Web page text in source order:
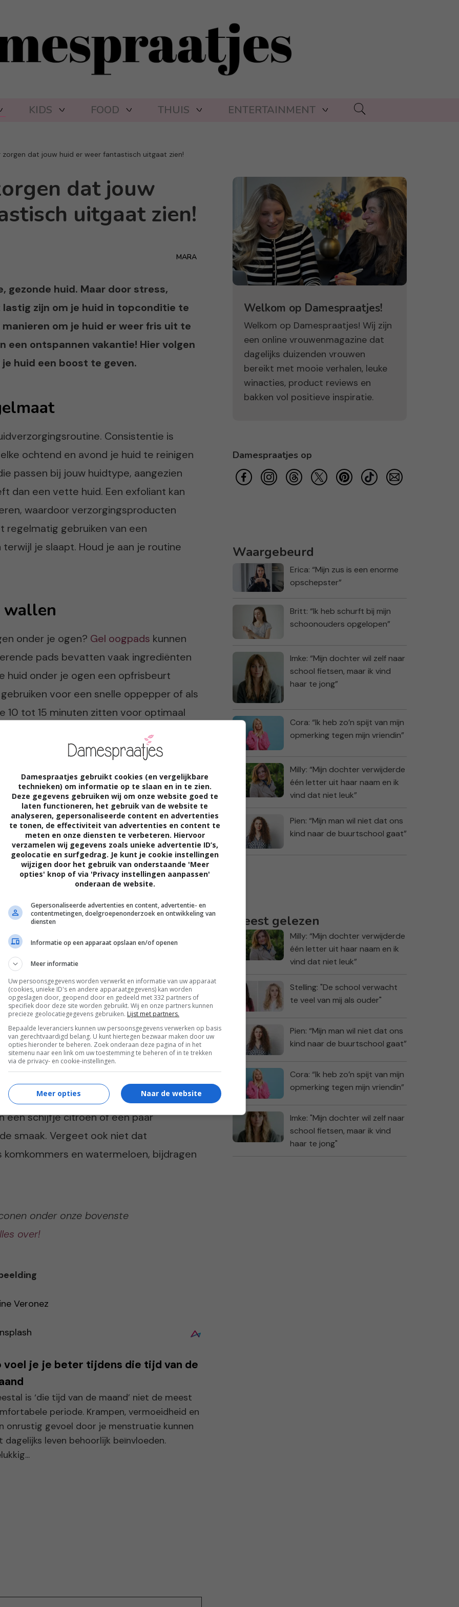
KIDS FOOD THUIS ENTERTAINMENT
zorgen dat jouw huid er weer fantastisch uitgaat zien!
dat jouw
uitgaat zien!
MARA
gezonde huid. Maar door stress,
zijn om je huid in topconditie te
om je huid er weer fris uit te
een ontspannen vakantie! Hier volgen
huid een boost te geven.
Consistentie is
ochtend en avond je huid te reinigen
passen bij jouw huidtype, aangezien
dan een vette huid. Een exfoliant kan
waardoor verzorgingsproducten
regelmatig gebruiken van een
je slaapt. Houd je aan je routine
wallen
onder je ogen? Gel oogpads kunnen
pads bevatten vaak ingrediënten
huid onder je ogen een opfrisbeurt
voor een snelle oppepper of als
10 tot 15 minuten zitten voor optimaal
kunnen variëren, kunnen oogpads
make-up ook bijdragen aan een frisse
die je huid laat ademen, of gebruik
look. Concealer kan helpen om
te verbergen. Een beetje highlighter
niet je wimpers: een laagje
wakkere blik. Zorg er altijd voor dat je je
verwijdert om verstoppingen en
make-up die je huid laat stralen? Dan
water
voldoende water drinken is belangrijk
Water ondersteunt tal van
spijsvertering en een energiek gevoel.
dag te drinken. Als je het lastig vindt
een schijfje citroen of een paar
smaak. Vergeet ook niet dat
en watermeloen, bijdragen
onder onze bovenste
over!
Veronez
voel je je beter tijdens die tijd van de
is ‘die tijd van de maand’ niet de meest
periode. Krampen, vermoeidheid en
onrustig gevoel door je menstruatie kunnen
dagelijks leven behoorlijk beïnvloeden.
Welkom op Damespraatjes!
Welkom op Damespraatjes! Wij zijn
een online vrouwenmagazine dat
dagelijks duizenden vrouwen
bereikt met mooie verhalen, leuke
winacties, product reviews en
bakken vol positieve inspiratie.
Damespraatjes op
Waargebeurd
Erica: “Mijn zus is een enorme
opschepster”
Britt: “Ik heb schurft bij mijn
schoonouders opgelopen”
Imke: “Mijn dochter wil zelf naar
school fietsen, maar ik vind
haar te jong”
Cora: “Ik heb zo’n spijt van mijn
opmerking tegen mijn vriendin”
Milly: “Mijn dochter verwijderde
één letter uit haar naam en ik
vind dat niet leuk”
Pien: “Mijn man wil niet dat ons
kind naar de buurtschool gaat”
Meest gelezen
Milly: “Mijn dochter verwijderde
één letter uit haar naam en ik
vind dat niet leuk”
Stelling: "De school verwacht
te veel van mij als ouder"
Pien: “Mijn man wil niet dat ons
kind naar de buurtschool gaat”
Cora: “Ik heb zo’n spijt van mijn
opmerking tegen mijn vriendin”
Imke: "Mijn dochter wil zelf naar
school fietsen, maar ik vind
haar te jong"
Damespraatjes gebruikt cookies (en vergelijkbare
technieken) om informatie op te slaan en in te zien.
Deze gegevens gebruiken wij om onze website goed te
laten functioneren, het gebruik van de website te
analyseren, gepersonaliseerde content en advertenties
te tonen, de effectiviteit van advertenties en content te
meten en onze diensten te verbeteren. Hiervoor
verzamelen wij gegevens zoals unieke advertentie ID’s,
geolocatie en surfgedrag. Je kunt je cookie instellingen
wijzigen door het gebruik van onderstaande 'Meer
opties' knop of via 'Privacy instellingen aanpassen'
onderaan de website.
Gepersonaliseerde advertenties en content, advertentie- en
contentmetingen, doelgroepenonderzoek en ontwikkeling van
diensten
Informatie op een apparaat opslaan en/of openen
Meer informatie
Uw persoonsgegevens worden verwerkt en informatie van uw apparaat
(cookies, unieke ID's en andere apparaatgegevens) kan worden
opgeslagen door, geopend door en gedeeld met 332 partners of
specifiek door deze site worden gebruikt. Wij en onze partners kunnen
precieze geolocatiegegevens gebruiken. Lijst met partners.
Bepaalde leveranciers kunnen uw persoonsgegevens verwerken op basis
van gerechtvaardigd belang. U kunt hiertegen bezwaar maken door uw
opties hieronder te beheren. Zoek onderaan deze pagina of in het
sitemenu naar een link om uw toestemming te beheren of in te trekken
via de privacy- en cookie-instellingen.
Naar de website
Meer opties